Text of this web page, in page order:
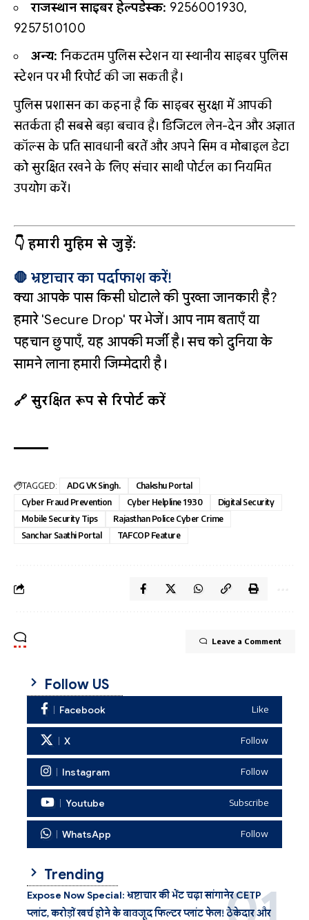
राजस्थान साइबर हेल्पडेस्क: 9256001930,
9257510100
अन्य: निकटतम पुलिस स्टेशन या स्थानीय साइबर पुलिस
स्टेशन पर भी रिपोर्ट की जा सकती है।
पुलिस प्रशासन का कहना है कि साइबर सुरक्षा में आपकी
सतर्कता ही सबसे बड़ा बचाव है। डिजिटल लेन-देन और अज्ञात
कॉल्स के प्रति सावधानी बरतें और अपने सिम व मोबाइल डेटा
को सुरक्षित रखने के लिए संचार साथी पोर्टल का नियमित
उपयोग करें।
👇 हमारी मुहिम से जुड़ें:
🛑 भ्रष्टाचार का पर्दाफाश करें!
क्या आपके पास किसी घोटाले की पुख्ता जानकारी है?
हमारे 'Secure Drop' पर भेजें। आप नाम बताएँ या
पहचान छुपाएँ, यह आपकी मर्जी है। सच को दुनिया के
सामने लाना हमारी जिम्मेदारी है।
🔗 सुरक्षित रूप से रिपोर्ट करें
TAGGED: ADG VK Singh.
Chakshu Portal
Cyber Fraud Prevention
Cyber Helpline 1930
Digital Security
Mobile Security Tips
Rajasthan Police Cyber Crime
Sanchar Saathi Portal
TAFCOP Feature
Leave a Comment
Follow US
Facebook Like
X Follow
Instagram Follow
Youtube Subscribe
WhatsApp Follow
Trending
Expose Now Special: भ्रष्टाचार की भेंट चढ़ा सांगानेर CETP
प्लांट, करोड़ों खर्च होने के बावजूद फिल्टर प्लांट फेल! ठेकेदार और